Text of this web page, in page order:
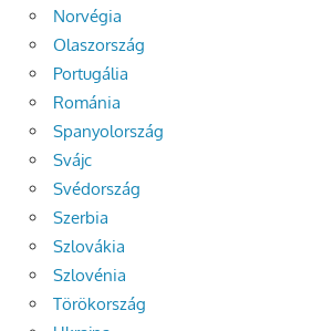
Norvégia
Olaszország
Portugália
Románia
Spanyolország
Svájc
Svédország
Szerbia
Szlovákia
Szlovénia
Törökország